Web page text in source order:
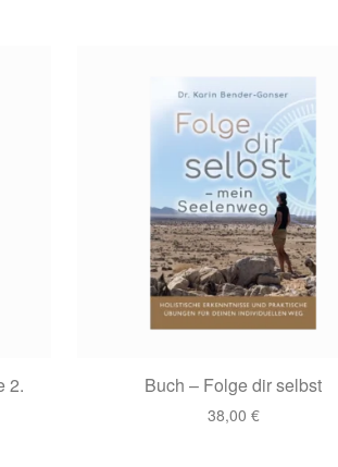
2.
Buch – Folge dir selbst
38,00 €